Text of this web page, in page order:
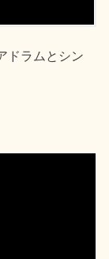
ドラムとシン